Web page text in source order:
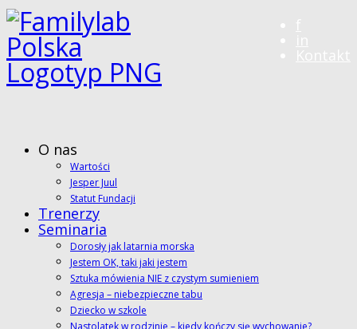
O nas
Wartości
Jesper Juul
Statut Fundacji
Trenerzy
Seminaria
Dorosły jak latarnia morska
Jestem OK, taki jaki jestem
Sztuka mówienia NIE z czystym sumieniem
Agresja – niebezpieczne tabu
Dziecko w szkole
Nastolatek w rodzinie – kiedy kończy się wychowanie?